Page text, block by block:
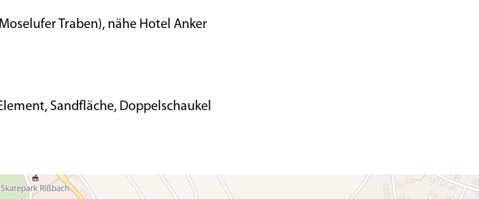
Traben), nähe Hotel Anker
Sandfläche, Doppelschaukel